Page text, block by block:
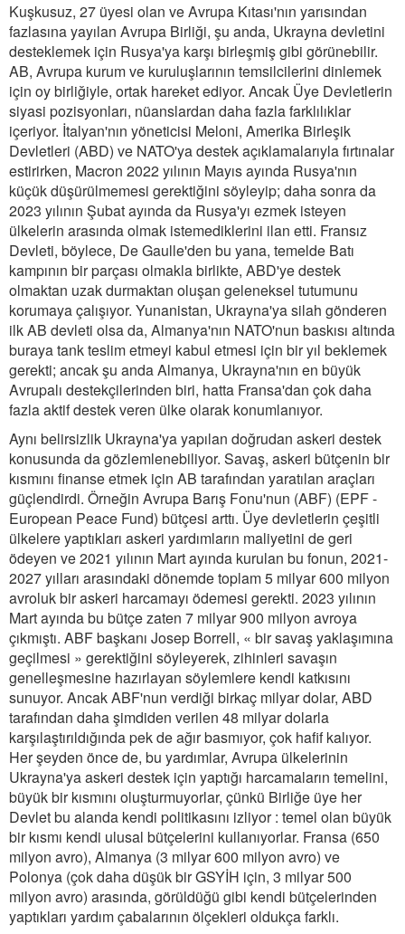
Kuşkusuz, 27 üyesi olan ve Avrupa Kıtası'nın yarısından
fazlasına yayılan Avrupa Birliği, şu anda, Ukrayna devletini
desteklemek için Rusya'ya karşı birleşmiş gibi görünebilir.
AB, Avrupa kurum ve kuruluşlarının temsilcilerini dinlemek
için oy birliğiyle, ortak hareket ediyor. Ancak Üye Devletlerin
siyasi pozisyonları, nüanslardan daha fazla farklılıklar
içeriyor. İtalyan'nın yöneticisi Meloni, Amerika Birleşik
Devletleri (ABD) ve NATO'ya destek açıklamalarıyla fırtınalar
estirirken, Macron 2022 yılının Mayıs ayında Rusya'nın
küçük düşürülmemesi gerektiğini söyleyip; daha sonra da
2023 yılının Şubat ayında da Rusya'yı ezmek isteyen
ülkelerin arasında olmak istemediklerini ilan etti. Fransız
Devleti, böylece, De Gaulle'den bu yana, temelde Batı
kampının bir parçası olmakla birlikte, ABD'ye destek
olmaktan uzak durmaktan oluşan geleneksel tutumunu
korumaya çalışıyor. Yunanistan, Ukrayna'ya silah gönderen
ilk AB devleti olsa da, Almanya'nın NATO'nun baskısı altında
buraya tank teslim etmeyi kabul etmesi için bir yıl beklemek
gerekti; ancak şu anda Almanya, Ukrayna'nın en büyük
Avrupalı destekçilerinden biri, hatta Fransa'dan çok daha
fazla aktif destek veren ülke olarak konumlanıyor.
Aynı belirsizlik Ukrayna'ya yapılan doğrudan askeri destek
konusunda da gözlemlenebiliyor. Savaş, askeri bütçenin bir
kısmını finanse etmek için AB tarafından yaratılan araçları
güçlendirdi. Örneğin Avrupa Barış Fonu'nun (ABF) (EPF -
European Peace Fund) bütçesi arttı. Üye devletlerin çeşitli
ülkelere yaptıkları askeri yardımların maliyetini de geri
ödeyen ve 2021 yılının Mart ayında kurulan bu fonun, 2021-
2027 yılları arasındaki dönemde toplam 5 milyar 600 milyon
avroluk bir askeri harcamayı ödemesi gerekti. 2023 yılının
Mart ayında bu bütçe zaten 7 milyar 900 milyon avroya
çıkmıştı. ABF başkanı Josep Borrell, « bir savaş yaklaşımına
geçilmesi » gerektiğini söyleyerek, zihinleri savaşın
genelleşmesine hazırlayan söylemlere kendi katkısını
sunuyor. Ancak ABF'nun verdiği birkaç milyar dolar, ABD
tarafından daha şimdiden verilen 48 milyar dolarla
karşılaştırıldığında pek de ağır basmıyor, çok hafif kalıyor.
Her şeyden önce de, bu yardımlar, Avrupa ülkelerinin
Ukrayna'ya askeri destek için yaptığı harcamaların temelini,
büyük bir kısmını oluşturmuyorlar, çünkü Birliğe üye her
Devlet bu alanda kendi politikasını izliyor : temel olan büyük
bir kısmı kendi ulusal bütçelerini kullanıyorlar. Fransa (650
milyon avro), Almanya (3 milyar 600 milyon avro) ve
Polonya (çok daha düşük bir GSYİH için, 3 milyar 500
milyon avro) arasında, görüldüğü gibi kendi bütçelerinden
yaptıkları yardım çabalarının ölçekleri oldukça farklı.